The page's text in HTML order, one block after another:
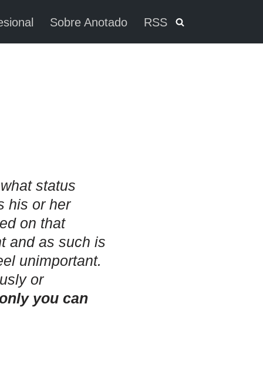
Sobre Anotado RSS
status
his or her
on that
and as such is
unimportant.
or
you can